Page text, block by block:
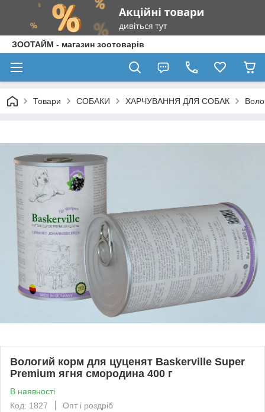
ЗООТАЙМ - магазин зоотоварів
Товари СОБАКИ ХАРЧУВАННЯ ДЛЯ СОБАК
Вологий корм для цуценят Baskerville Super
Premium ягня смородина 400 г
В наявності
Код: 1827
Опт і роздріб